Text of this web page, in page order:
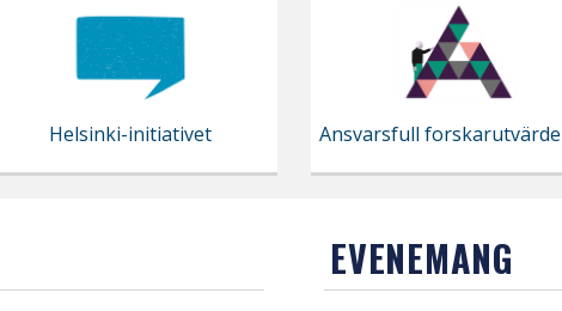
Helsinki-initiativet Ansvarsfull
EVENEMANG